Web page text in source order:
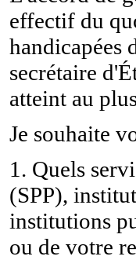
effectif du
handicapées
secrétaire
atteint au
Je souhaite
1. Quels
(SPP),
institutions
ou de votre